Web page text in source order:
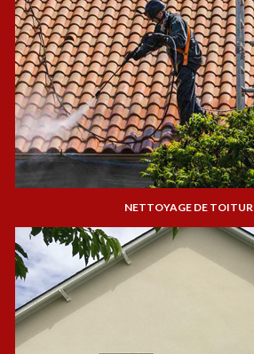
NETTOYAGE DE